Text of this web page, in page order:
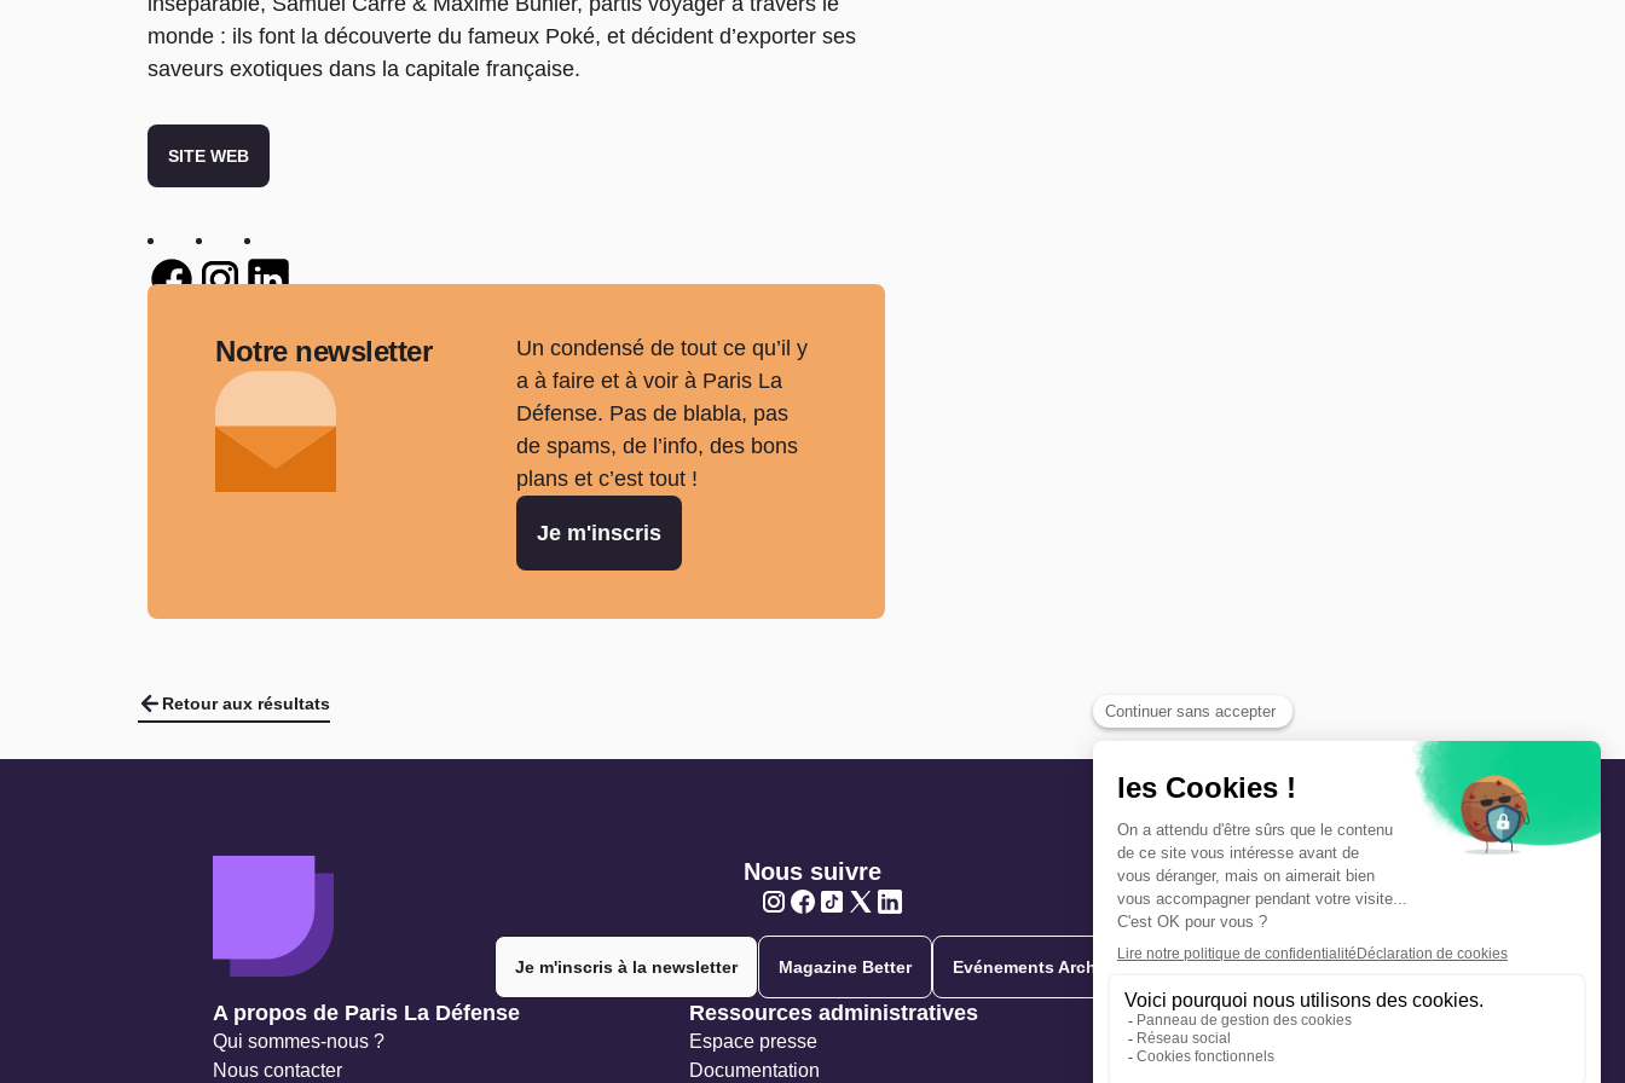
monde : ils font la découverte du fameux Poké, et décident d’exporter ses
saveurs exotiques dans la capitale française.
SITE WEB
Notre newsletter
Un condensé de tout ce qu’il y
a à faire et à voir à Paris La
Défense. Pas de blabla, pas
de spams, de l’info, des bons
plans et c’est tout !
Je m'inscris
Retour aux résultats
Nous suivre
Je m'inscris à la newsletter Magazine Better Evénements Archie
Navigation secondaire
A propos de Paris La Défense
Qui sommes-nous ?
Nous contacter
Ressources administratives
Espace presse
Documentation
Précautions et sécurité
Plan de gestion des risques